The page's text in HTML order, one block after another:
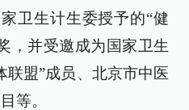
卫生计生委授予的“健
，并受邀成为国家卫生
联盟”成员、北京市中医
等。